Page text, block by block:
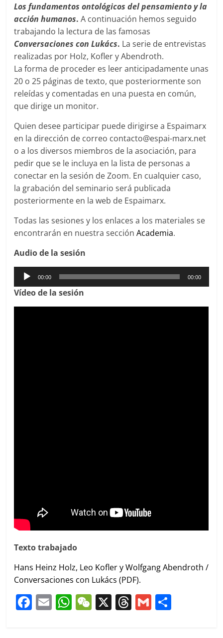
Los fundamentos ontológicos del pensamiento y la
acción humanos.A continuación hemos seguido
trabajando la lectura de las famosas
Conversaciones con Lukács. La serie de entrevistas
realizadas por Holz, Kofler y Abendroth.
La forma de proceder es leer anticipadamente unas
20 o 25 páginas de texto, que posteriormente son
releídas y comentadas en una puesta en común,
que dirige un monitor.
Quien desee participar puede dirigirse a Espaimarx
en la dirección de correo contacto@espai-marx.net
o a los diversos miembros de la asociación, para
pedir que se le incluya en la lista de personas a
conectar en la sesión de Zoom. En cualquier caso,
la grabación del seminario será publicada
posteriormente en la web de Espaimarx.
Todas las sesiones y los enlaces a los materiales se
encontrarán en nuestra secciónAcademia.
Audio de la sesión
Reproductor
de
audio
00:00 00:00
Vídeo de la sesión
Texto trabajado
Hans Heinz Holz, Leo Kofler y Wolfgang Abendroth /
Conversaciones con Lukács (PDF).
F E W W X T G